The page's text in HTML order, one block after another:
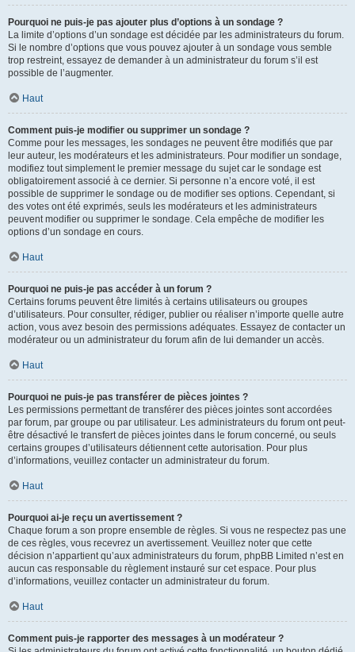
Pourquoi ne puis-je pas ajouter plus d’options à un sondage ?
La limite d’options d’un sondage est décidée par les administrateurs du forum.
Si le nombre d’options que vous pouvez ajouter à un sondage vous semble
trop restreint, essayez de demander à un administrateur du forum s’il est
possible de l’augmenter.
Haut
Comment puis-je modifier ou supprimer un sondage ?
Comme pour les messages, les sondages ne peuvent être modifiés que par
leur auteur, les modérateurs et les administrateurs. Pour modifier un sondage,
modifiez tout simplement le premier message du sujet car le sondage est
obligatoirement associé à ce dernier. Si personne n’a encore voté, il est
possible de supprimer le sondage ou de modifier ses options. Cependant, si
des votes ont été exprimés, seuls les modérateurs et les administrateurs
peuvent modifier ou supprimer le sondage. Cela empêche de modifier les
options d’un sondage en cours.
Haut
Pourquoi ne puis-je pas accéder à un forum ?
Certains forums peuvent être limités à certains utilisateurs ou groupes
d’utilisateurs. Pour consulter, rédiger, publier ou réaliser n’importe quelle autre
action, vous avez besoin des permissions adéquates. Essayez de contacter un
modérateur ou un administrateur du forum afin de lui demander un accès.
Haut
Pourquoi ne puis-je pas transférer de pièces jointes ?
Les permissions permettant de transférer des pièces jointes sont accordées
par forum, par groupe ou par utilisateur. Les administrateurs du forum ont peut-
être désactivé le transfert de pièces jointes dans le forum concerné, ou seuls
certains groupes d’utilisateurs détiennent cette autorisation. Pour plus
d’informations, veuillez contacter un administrateur du forum.
Haut
Pourquoi ai-je reçu un avertissement ?
Chaque forum a son propre ensemble de règles. Si vous ne respectez pas une
de ces règles, vous recevrez un avertissement. Veuillez noter que cette
décision n’appartient qu’aux administrateurs du forum, phpBB Limited n’est en
aucun cas responsable du règlement instauré sur cet espace. Pour plus
d’informations, veuillez contacter un administrateur du forum.
Haut
Comment puis-je rapporter des messages à un modérateur ?